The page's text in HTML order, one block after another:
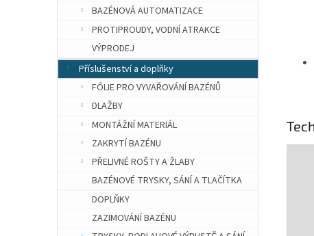
BAZÉNOVÁ AUTOMATIZACE
PROTIPROUDY, VODNÍ ATRAKCE
VÝPRODEJ
Příslušenství a doplňky
FÓLIE PRO VYVAŘOVÁNÍ BAZÉNŮ
DLAŽBY
MONTÁŽNÍ MATERIÁL
ZAKRYTÍ BAZÉNU
PŘELIVNÉ ROŠTY A ŽLABY
BAZÉNOVÉ TRYSKY, SÁNÍ A TLAČÍTKA
DOPLŇKY
ZAZIMOVÁNÍ BAZÉNU